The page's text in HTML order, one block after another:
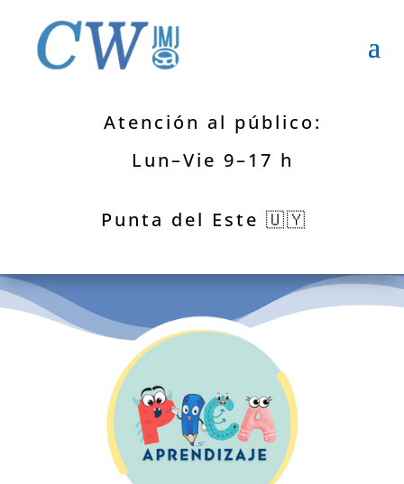
Atención al público:
Lun–Vie 9–17 h
Punta del Este 🇺🇾